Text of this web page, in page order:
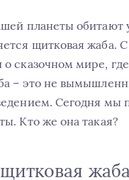
планеты обитают
щитковая жаба.
сказочном мире,
– это не
Сегодня мы
Кто же она такая?